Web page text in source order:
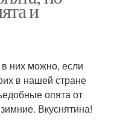
и
них можно, если
в нашей стране
опята от
Вкуснятина!